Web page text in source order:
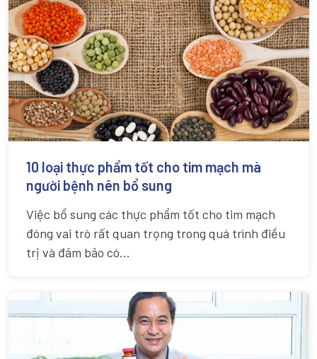
10 loại thực phẩm tốt cho tim mạch mà
người bệnh nên bổ sung
Việc bổ sung các thực phẩm tốt cho tim mạch
đóng vai trò rất quan trọng trong quá trình điều
trị và đảm bảo có...